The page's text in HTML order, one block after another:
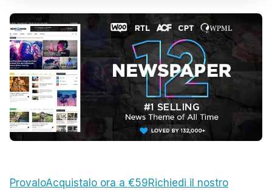
ProvaloAcquistalo ora a €59Richiedi il nostro